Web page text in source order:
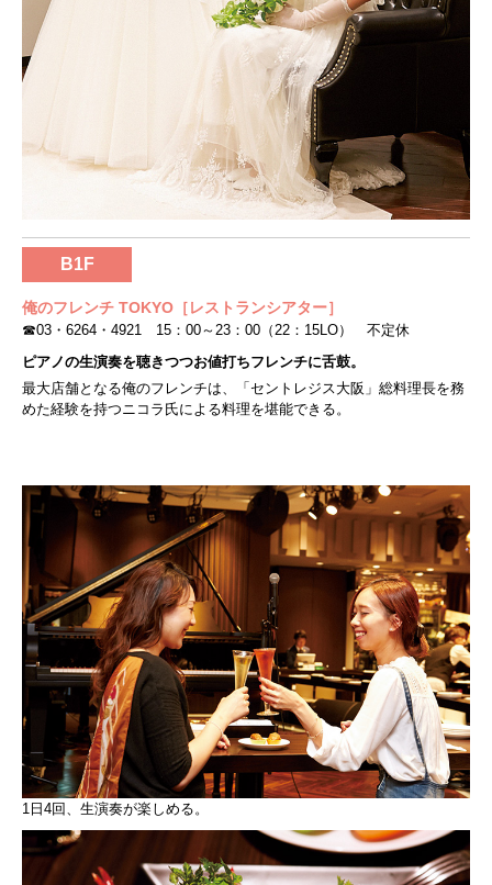
B1F
俺のフレンチ TOKYO［レストランシアター］
☎03・6264・4921 15：00～23：00（22：15LO） 不定休
ピアノの生演奏を聴きつつお値打ちフレンチに舌鼓。
最大店舗となる俺のフレンチは、「セントレジス大阪」総料理長を務
めた経験を持つニコラ氏による料理を堪能できる。
1日4回、生演奏が楽しめる。